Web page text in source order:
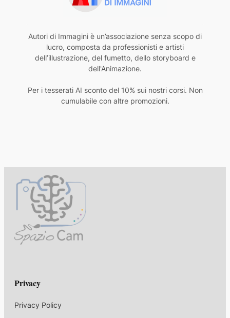
Autori di Immagini è un’associazione senza scopo di
lucro, composta da professionisti e artisti
dell’illustrazione, del fumetto, dello storyboard e
dell'Animazione.
Per i tesserati AI sconto del 10% sui nostri corsi. Non
cumulabile con altre promozioni.
Privacy
Privacy Policy